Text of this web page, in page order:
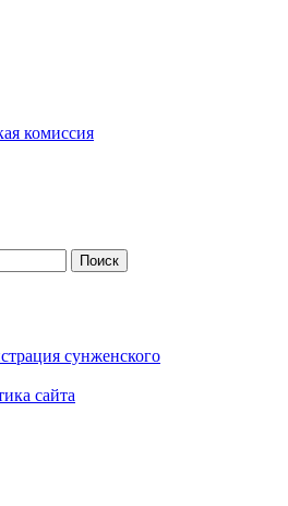
комиссия
сунженского
сайта